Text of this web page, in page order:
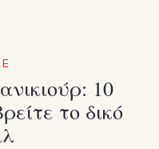
10
το δικό